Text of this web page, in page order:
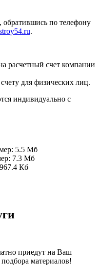
обратившись по телефону
.
расчетный счет компании
для физических лиц.
индивидуально с
5.5 Мб
7.3 Мб
Кб
приедут на Ваш
материалов!